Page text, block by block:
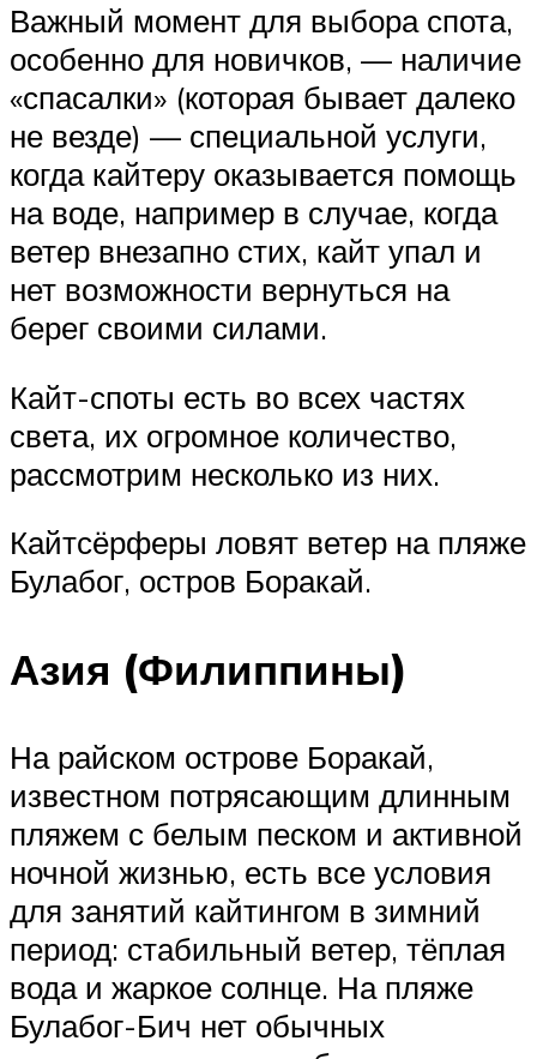
Важный момент для выбора спота,
особенно для новичков, — наличие
«спасалки» (которая бывает далеко
не везде) — специальной услуги,
когда кайтеру оказывается помощь
на воде, например в случае, когда
ветер внезапно стих, кайт упал и
нет возможности вернуться на
берег своими силами.
Кайт-споты есть во всех частях
света, их огромное количество,
рассмотрим несколько из них.
Кайтсёрферы ловят ветер на пляже
Булабог, остров Боракай.
Азия (Филиппины)
На райском острове Боракай,
известном потрясающим длинным
пляжем с белым песком и активной
ночной жизнью, есть все условия
для занятий кайтингом в зимний
период: стабильный ветер, тёплая
вода и жаркое солнце. На пляже
Булабог-Бич нет обычных